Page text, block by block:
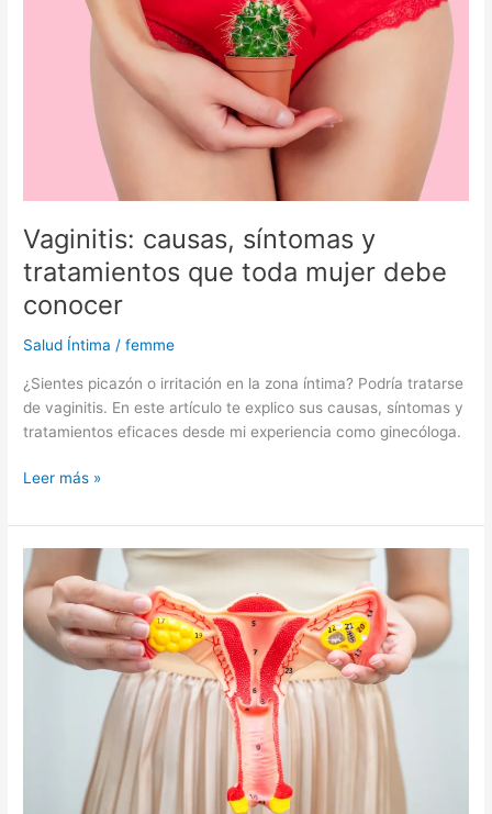
Vaginitis: causas, síntomas y
tratamientos que toda mujer debe
conocer
Salud Íntima /femme
¿Sientes picazón o irritación en la zona íntima? Podría tratarse
de vaginitis. En este artículo te explico sus causas, síntomas y
tratamientos eficaces desde mi experiencia como ginecóloga.
tratamientos
Leer más »
Qué
es
la
endometriosis,
cómo
tratamientos